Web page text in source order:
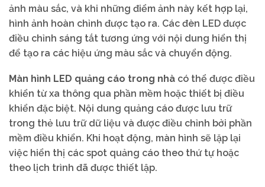
ảnh màu sắc, và khi những điểm ảnh này kết hợp lại,
hình ảnh hoàn chỉnh được tạo ra. Các đèn LED được
điều chỉnh sáng tắt tương ứng với nội dung hiển thị
để tạo ra các hiệu ứng màu sắc và chuyển động.
Màn hình LED quảng cáo trong nhà có thể được điều
khiển từ xa thông qua phần mềm hoặc thiết bị điều
khiển đặc biệt. Nội dung quảng cáo được lưu trữ
trong thẻ lưu trữ dữ liệu và được điều chỉnh bởi phần
mềm điều khiển. Khi hoạt động, màn hình sẽ lặp lại
việc hiển thị các spot quảng cáo theo thứ tự hoặc
theo lịch trình đã được thiết lập.